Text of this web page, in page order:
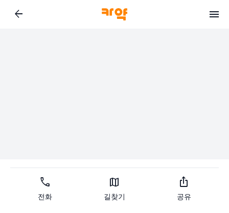
arrow_back
call
전화
map
길찾기
ios_share
공유